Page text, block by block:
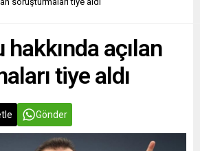
açılan
tiye aldı
Gönder